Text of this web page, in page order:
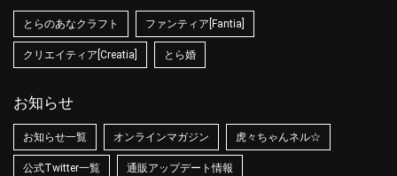
とらのあなクラフト ファンティア[Fantia]
クリエイティア[Creatia] とら婚
お知らせ
お知らせ一覧 オンラインマガジン 虎々ちゃんネル☆
公式Twitter一覧 通販アップデート情報